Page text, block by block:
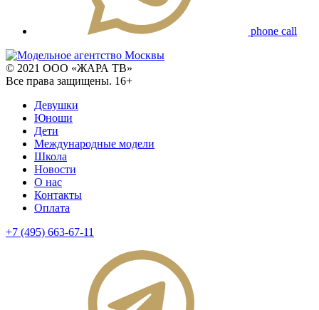
phone call
© 2021 ООО «ЖАРА ТВ»
Все права защищены. 16+
Девушки
Юноши
Дети
Международные модели
Школа
Новости
О нас
Контакты
Оплата
+7 (495) 663-67-11